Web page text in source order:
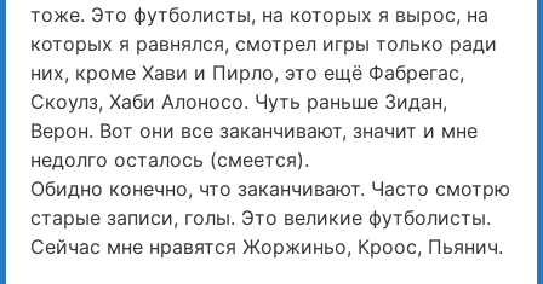
тоже. Это футболисты, на которых я вырос, на
которых я равнялся, смотрел игры только ради
них, кроме Хави и Пирло, это ещё Фабрегас,
Скоулз, Хаби Алоносо. Чуть раньше Зидан,
Верон. Вот они все заканчивают, значит и мне
недолго осталось (смеется).
Обидно конечно, что заканчивают. Часто смотрю
старые записи, голы. Это великие футболисты.
Сейчас мне нравятся Жоржиньо, Кроос, Пьянич.